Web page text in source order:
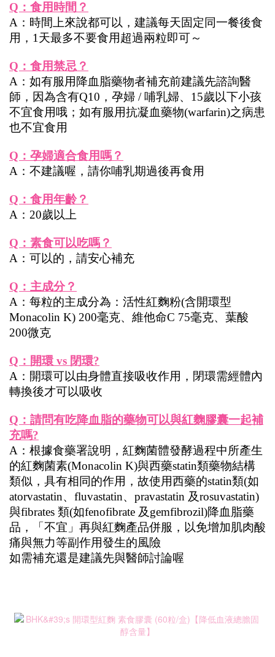
Q：食用時間？
A：時間上來說都可以，建議每天固定同一餐後食
用，1天最多不要食用超過兩粒即可～
Q：食用禁忌？
A：如有服用降血脂藥物者補充前建議先諮詢醫
師，因為含有Q10，孕婦 / 哺乳婦、15歲以下小孩
不宜食用哦；如有服用抗凝血藥物(warfarin)之病患
也不宜食用
Q：孕婦適合食用嗎？
A：不建議喔，請你哺乳期過後再食用
Q：食用年齡？
A：20歲以上
Q：素食可以吃嗎？
A：可以的，請安心補充
Q：主成分？
A：每粒的主成分為：活性紅麴粉(含開環型
Monacolin K) 200毫克、維他命C 75毫克、葉酸
200微克
Q：開環 vs 閉環?
A：開環可以由身體直接吸收作用，閉環需經體內
轉換後才可以吸收
Q：請問有吃降血脂的藥物可以與紅麴膠囊一起補
充嗎?
A：根據食藥署說明，紅麴菌體發酵過程中所產生
的紅麴菌素(Monacolin K)與西藥statin類藥物結構
類似，具有相同的作用，故使用西藥的statin類(如
atorvastatin、fluvastatin、pravastatin 及rosuvastatin)
與fibrates 類(如fenofibrate 及gemfibrozil)降血脂藥
品，「不宜」再與紅麴產品併服，以免增加肌肉酸
痛與無力等副作用發生的風險
如需補充還是建議先與醫師討論喔